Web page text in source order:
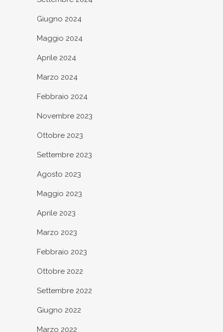
Giugno 2024
Maggio 2024
Aprile 2024
Marzo 2024
Febbraio 2024
Novembre 2023
Ottobre 2023
Settembre 2023
Agosto 2023
Maggio 2023
Aprile 2023
Marzo 2023
Febbraio 2023
Ottobre 2022
Settembre 2022
Giugno 2022
Marzo 2022